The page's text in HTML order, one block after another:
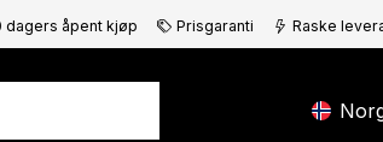
dagers åpent kjøp Prisgaranti Raske